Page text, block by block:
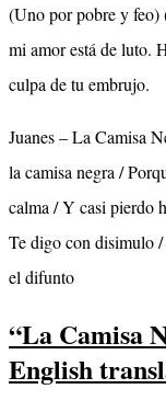
(Uno por pobre y feo)
mi amor está de luto.
culpa de tu embrujo.
Juanes – La Camisa
la camisa negra /
calma / Y casi pierdo
Te digo con disimulo
el difunto
“La Camisa
English